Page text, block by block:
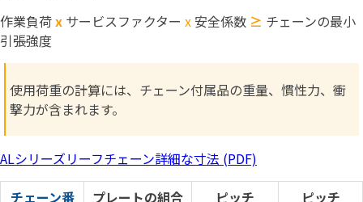
作業負荷x サービスファクター x 安全係数 ≥ チェーンの最小
引張強度
使用荷重の計算には、チェーン付属品の重量、慣性力、衝
撃力が含まれます。
ALシリーズリーフチェーン詳細な寸法 (PDF)
チェーン番
プレートの組合
ピッチ
ピッチ